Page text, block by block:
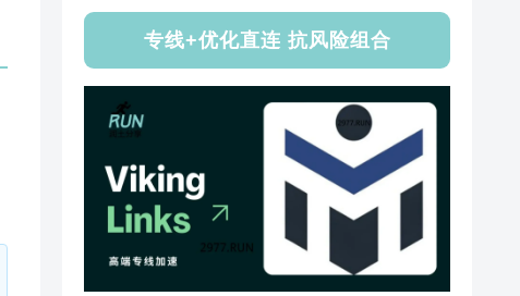
专线+优化直连 抗风险组合